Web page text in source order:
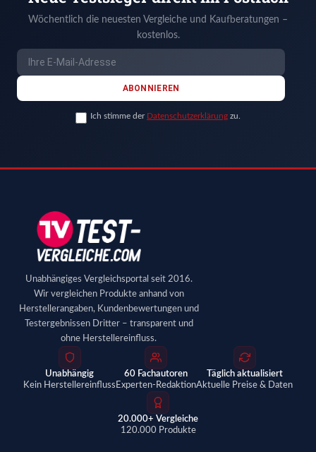
Wöchentlich die neuesten Vergleiche und Kaufberatungen –
kostenlos.
ABONNIEREN
Ich stimme der Datenschutzerklärung zu.
Unabhängiges Vergleichsportal seit 2016.
Wir vergleichen Produkte anhand von
Herstellerangaben, Kundenbewertungen und
Testergebnissen Dritter – transparent und
ohne Herstellereinfluss.
Unabhängig
Kein Herstellereinfluss
60 Fachautoren
Experten-Redaktion
Täglich aktualisiert
Aktuelle Preise & Daten
20.000+ Vergleiche
120.000 Produkte